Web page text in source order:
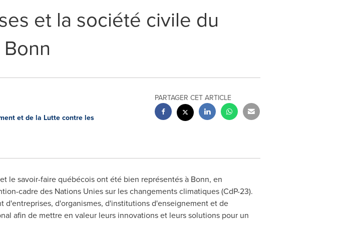
et la société civile du
et de la Lutte contre les
PARTAGER CET ARTICLE
le savoir-faire québécois ont été bien représentés à Bonn, en
cadre des Nations Unies sur les changements climatiques (CdP-23).
d'organismes, d'institutions d'enseignement et de
afin de mettre en valeur leurs innovations et leurs solutions pour un